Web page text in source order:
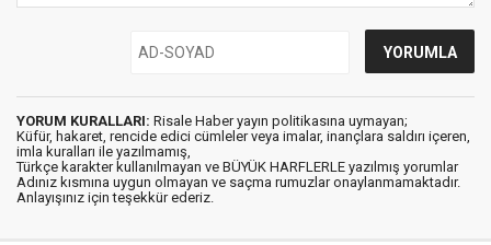
YORUM KURALLARI: Risale Haber yayın politikasına uymayan;
Küfür, hakaret, rencide edici cümleler veya imalar, inançlara saldırı içeren,
imla kuralları ile yazılmamış,
Türkçe karakter kullanılmayan ve BÜYÜK HARFLERLE yazılmış yorumlar
Adınız kısmına uygun olmayan ve saçma rumuzlar onaylanmamaktadır.
Anlayışınız için teşekkür ederiz.